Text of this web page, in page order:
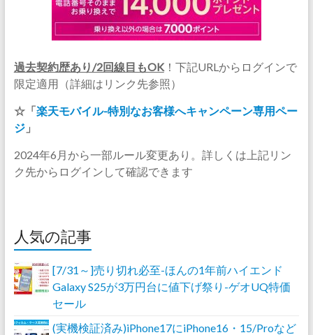
過去契約歴あり/2回線目もOK！下記URLからログインで
限定適用（詳細はリンク先参照）
☆「楽天モバイル-特別なお客様へキャンペーン専用ペー
ジ」
2024年6月から一部ルール変更あり。詳しくは上記リン
ク先からログインして確認できます
人気の記事
[7/31～]売り切れ必至-ほんの1年前ハイエンド
Galaxy S25が3万円台に値下げ祭り-ゲオUQ特価
セール
(実機検証済み)iPhone17にiPhone16・15/Proなど